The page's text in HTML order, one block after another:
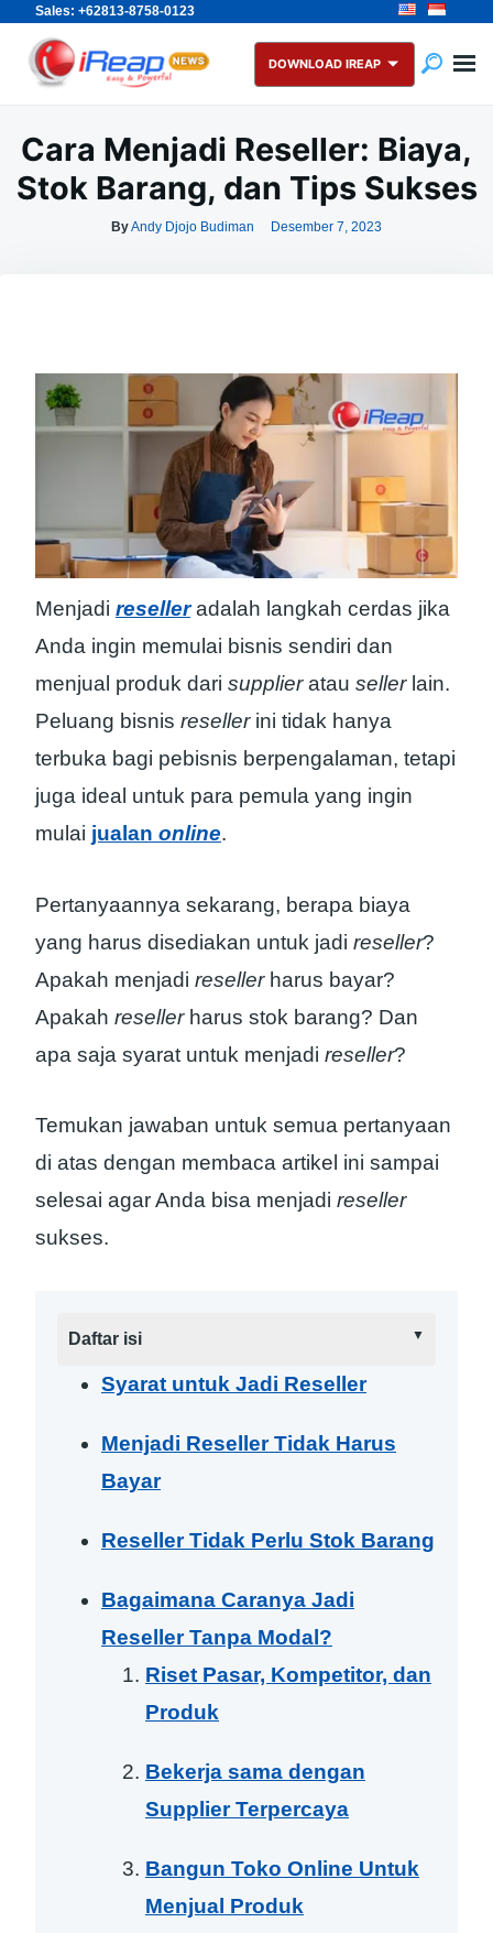
Sales: +62813-8758-0123
Skip
content
Search
for:
DOWNLOAD IREAP
Cara Menjadi Reseller: Biaya,
Stok Barang, dan Tips Sukses
ByAndy Djojo Budiman Desember 7, 2023
Menjadi reselleradalah langkah cerdas jika
Anda ingin memulai bisnis sendiri dan
menjual produk dari supplieratau sellerlain.
Peluang bisnis resellerini tidak hanya
terbuka bagi pebisnis berpengalaman, tetapi
juga ideal untuk para pemula yang ingin
mulai jualan online.
Pertanyaannya sekarang, berapa biaya
yang harus disediakan untuk jadi reseller?
Apakah menjadi resellerharus bayar?
Apakah resellerharus stok barang? Dan
apa saja syarat untuk menjadi reseller?
Temukan jawaban untuk semua pertanyaan
di atas dengan membaca artikel ini sampai
selesai agar Anda bisa menjadi reseller
sukses.
Daftar isi
Syarat untuk Jadi Reseller
Menjadi Reseller Tidak Harus
Bayar
Reseller Tidak Perlu Stok Barang
Bagaimana Caranya Jadi
Reseller Tanpa Modal?
Riset Pasar, Kompetitor, dan
Produk
Bekerja sama dengan
Supplier Terpercaya
Bangun Toko Online Untuk
Menjual Produk